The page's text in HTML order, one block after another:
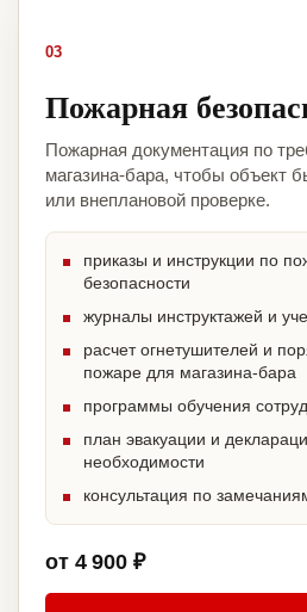
03
Пожарная
Пожарная документация по
магазина-бара, чтобы объект
или внеплановой проверке.
приказы и инструкции по
безопасности
журналы инструктажей и
расчет огнетушителей и
пожаре для магазина-бара
программы обучения
план эвакуации и
необходимости
консультация по
от 4 900 ₽